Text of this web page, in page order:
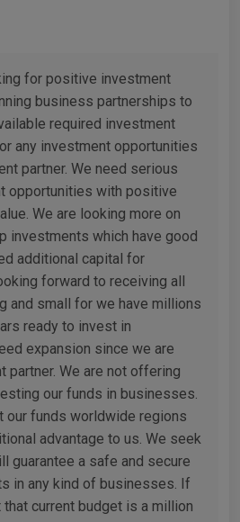
for positive investment
business partnerships to
required investment
any investment opportunities
partner. We need serious
opportunities with positive
We are looking more on
investments which have good
additional capital for
forward to receiving all
and small for we have millions
ready to invest in
expansion since we are
partner. We are not offering
our funds in businesses.
our funds worldwide regions
advantage to us. We seek
guarantee a safe and secure
in any kind of businesses. If
that current budget is a million